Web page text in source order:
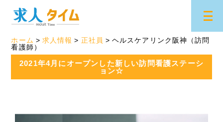
ホーム 求人情報 正社員
ヘルスケアリンク阪神（訪問
看護師）
2021年4月にオープンした新しい訪問看護ステーシ
ョン☆